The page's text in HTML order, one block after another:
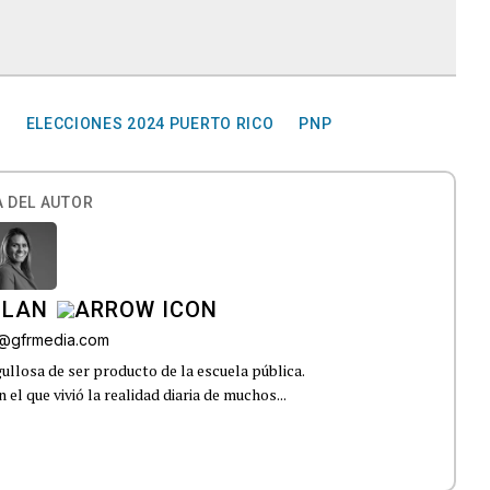
ELECCIONES 2024 PUERTO RICO PNP
DEL AUTOR
de ser producto de la escuela pública.
que vivió la realidad diaria de muchos...